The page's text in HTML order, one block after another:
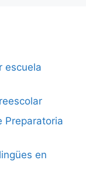
escuela
Preparatoria
en